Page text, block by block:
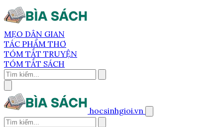
MẸO DÂN GIAN
TÁC PHẨM THƠ
TÓM TẮT TRUYỆN
TÓM TẮT SÁCH
hocsinhgioi.vn